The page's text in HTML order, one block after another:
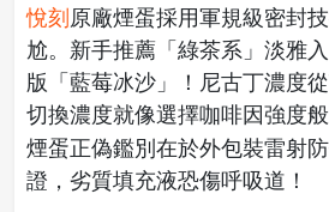
悅刻原廠煙蛋採用軍規級密封
尬。新手推薦「綠茶系」淡雅
版「藍莓冰沙」！尼古丁濃度從
切換濃度就像選擇咖啡因強度般
煙蛋正偽鑑別在於外包裝雷射
證，劣質填充液恐傷呼吸道！